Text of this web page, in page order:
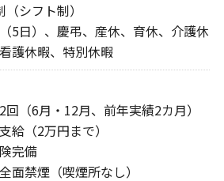
シフト制）
5日）、慶弔、産休、育休、介護休
護休暇、特別休暇
（6月・12月、前年実績2カ月）
給（2万円まで）
完備
面禁煙（喫煙所なし）